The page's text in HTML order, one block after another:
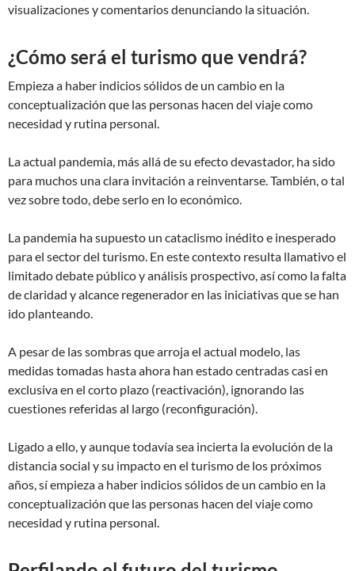
visualizaciones y comentarios denunciando la situación.
¿Cómo será el turismo que vendrá?
Empieza a haber indicios sólidos de un cambio en la
conceptualización que las personas hacen del viaje como
necesidad y rutina personal.
La actual pandemia, más allá de su efecto devastador, ha sido
para muchos una clara invitación a reinventarse. También, o tal
vez sobre todo, debe serlo en lo económico.
La pandemia ha supuesto un cataclismo inédito e inesperado
para el sector del turismo. En este contexto resulta llamativo el
limitado debate público y análisis prospectivo, así como la falta
de claridad y alcance regenerador en las iniciativas que se han
ido planteando.
A pesar de las sombras que arroja el actual modelo, las
medidas tomadas hasta ahora han estado centradas casi en
exclusiva en el corto plazo (reactivación), ignorando las
cuestiones referidas al largo (reconfiguración).
Ligado a ello, y aunque todavía sea incierta la evolución de la
distancia social y su impacto en el turismo de los próximos
años, sí empieza a haber indicios sólidos de un cambio en la
conceptualización que las personas hacen del viaje como
necesidad y rutina personal.